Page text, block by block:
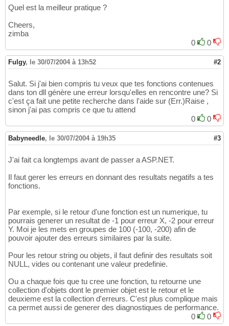
Quel est la meilleur pratique ?
Cheers,
zimba
0
0
Fulgy, le 30/07/2004 à 13h52 #2
Salut. Si j'ai bien compris tu veux que tes fonctions contenues
dans ton dll génère une erreur lorsqu'elles en rencontre une? Si
c'est ça fait une petite recherche dans l'aide sur (Err.)Raise ,
sinon j'ai pas compris ce que tu attend
0
0
Babyneedle, le 30/07/2004 à 19h35 #3
J'ai fait ca longtemps avant de passer a ASP.NET.
Il faut gerer les erreurs en donnant des resultats negatifs a tes
fonctions.
Par exemple, si le retour d'une fonction est un numerique, tu
pourrais generer un resultat de -1 pour erreur X, -2 pour erreur
Y. Moi je les mets en groupes de 100 (-100, -200) afin de
pouvoir ajouter des erreurs similaires par la suite.
Pour les retour string ou objets, il faut definir des resultats soit
NULL, vides ou contenant une valeur predefinie.
Ou a chaque fois que tu cree une fonction, tu retourne une
collection d'objets dont le premier objet est le retour et le
deuxieme est la collection d'erreurs. C'est plus complique mais
ca permet aussi de generer des diagnostiques de performance.
0
0